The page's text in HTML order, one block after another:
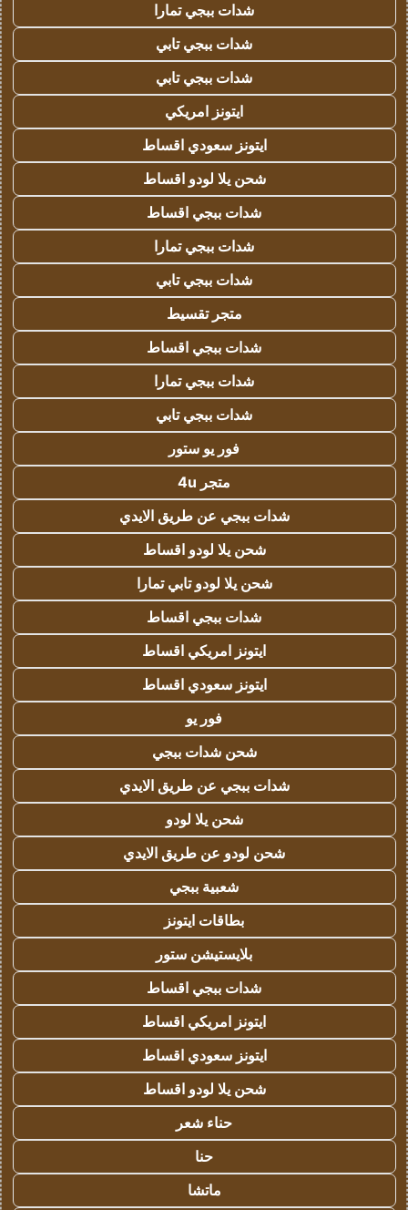
شدات ببجي تمارا
شدات ببجي تابي
شدات ببجي تابي
ايتونز امريكي
ايتونز سعودي اقساط
شحن يلا لودو اقساط
شدات ببجي اقساط
شدات ببجي تمارا
شدات ببجي تابي
متجر تقسيط
شدات ببجي اقساط
شدات ببجي تمارا
شدات ببجي تابي
فور يو ستور
متجر 4u
شدات ببجي عن طريق الايدي
شحن يلا لودو اقساط
شحن يلا لودو تابي تمارا
شدات ببجي اقساط
ايتونز امريكي اقساط
ايتونز سعودي اقساط
فور يو
شحن شدات ببجي
شدات ببجي عن طريق الايدي
شحن يلا لودو
شحن لودو عن طريق الايدي
شعبية ببجي
بطاقات ايتونز
بلايستيشن ستور
شدات ببجي اقساط
ايتونز امريكي اقساط
ايتونز سعودي اقساط
شحن يلا لودو اقساط
حناء شعر
حنا
ماتشا